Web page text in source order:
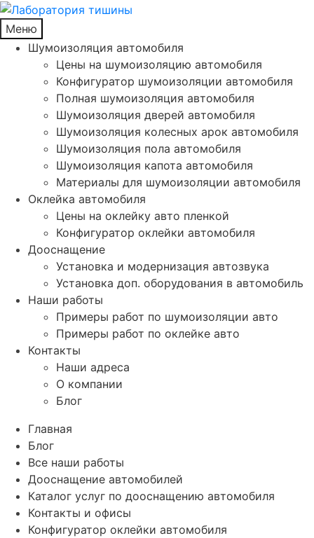
Меню
Шумоизоляция автомобиля
Цены на шумоизоляцию автомобиля
Конфигуратор шумоизоляции автомобиля
Полная шумоизоляция автомобиля
Шумоизоляция дверей автомобиля
Шумоизоляция колесных арок автомобиля
Шумоизоляция пола автомобиля
Шумоизоляция капота автомобиля
Материалы для шумоизоляции автомобиля
Оклейка автомобиля
Цены на оклейку авто пленкой
Конфигуратор оклейки автомобиля
Дооснащение
Установка и модернизация автозвука
Установка доп. оборудования в автомобиль
Наши работы
Примеры работ по шумоизоляции авто
Примеры работ по оклейке авто
Контакты
Наши адреса
О компании
Блог
Главная
Блог
Все наши работы
Дооснащение автомобилей
Каталог услуг по дооснащению автомобиля
Контакты и офисы
Конфигуратор оклейки автомобиля